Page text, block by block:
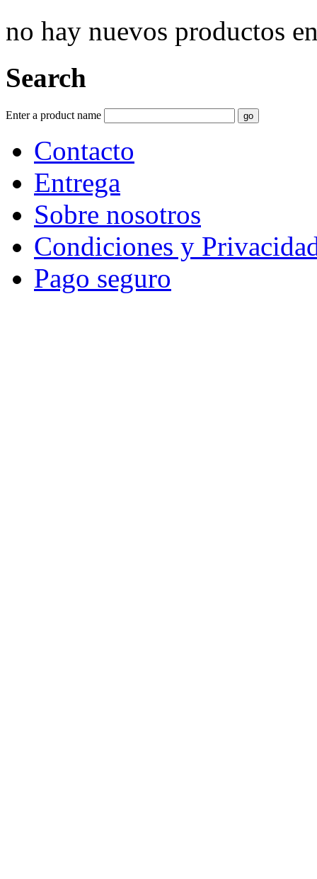
no hay nuevos productos
Search
Enter a product name
Contacto
Entrega
Sobre nosotros
Condiciones y
Pago seguro